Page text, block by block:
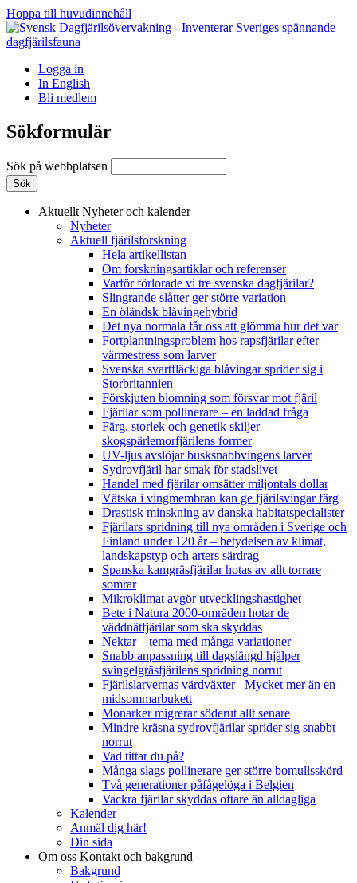
Hoppa till huvudinnehåll
Logga in
In English
Bli medlem
Sökformulär
Sök på webbplatsen
Aktuellt Nyheter och kalender
Nyheter
Aktuell fjärilsforskning
Hela artikellistan
Om forskningsartiklar och referenser
Varför förlorade vi tre svenska dagfjärilar?
Slingrande slåtter ger större variation
En öländsk blåvingehybrid
Det nya normala får oss att glömma hur det var
Fortplantningsproblem hos rapsfjärilar efter
värmestress som larver
Svenska svartfläckiga blåvingar sprider sig i
Storbritannien
Förskjuten blomning som försvar mot fjäril
Fjärilar som pollinerare – en laddad fråga
Färg, storlek och genetik skiljer
skogspärlemorfjärilens former
UV-ljus avslöjar busksnabbvingens larver
Sydrovfjäril har smak för stadslivet
Handel med fjärilar omsätter miljontals dollar
Vätska i vingmembran kan ge fjärilsvingar färg
Drastisk minskning av danska habitatspecialister
Fjärilars spridning till nya områden i Sverige och
Finland under 120 år– betydelsen av klimat,
landskapstyp och arters särdrag
Spanska kamgräsfjärilar hotas av allt torrare
somrar
Mikroklimat avgör utvecklingshastighet
Bete i Natura 2000-områden hotar de
väddnätfjärilar som ska skyddas
Nektar – tema med många variationer
Snabb anpassning till dagslängd hjälper
svingelgräsfjärilens spridning norrut
Fjärilslarvernas värdväxter– Mycket mer än en
midsommarbukett
Monarker migrerar söderut allt senare
Mindre kräsna sydrovfjärilar sprider sig snabbt
norrut
Vad tittar du på?
Många slags pollinerare ger större bomullsskörd
Två generationer påfågelöga i Belgien
Vackra fjärilar skyddas oftare än alldagliga
Kalender
Anmäl dig här!
Din sida
Om oss Kontakt och bakgrund
Bakgrund